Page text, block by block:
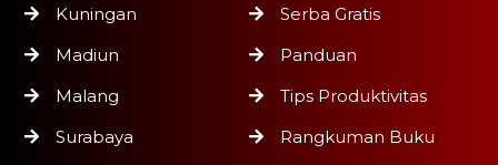
Kuningan
Madiun
Malang
Surabaya
Serba Gratis
Panduan
Tips Produktivitas
Rangkuman Buku